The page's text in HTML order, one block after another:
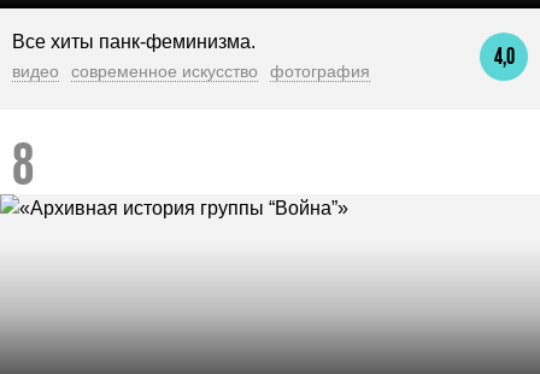
4,0
Все хиты панк-феминизма.
видео современное искусство фотография